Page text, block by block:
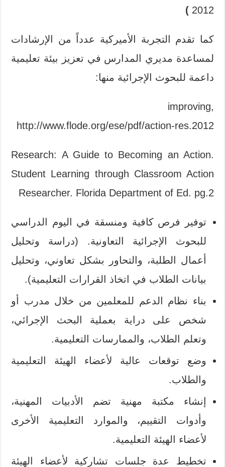
2012
)
كما تقدم التجربة الأميركية عدداً من الإرشادات
لمساعدة مديري المدارس في تعزيز بيئة تعليمية
داعمة للبحوث الإجرائية منها:
improving,
http://www.flode.org/ese/pdf/action-res.2012
Research: A Guide to Becoming an Action.
Student Learning through Classroom Action
Researcher. Florida Department of Ed. pg.2
توفير فرص كافية ومنسقة في اليوم الدراسي
للبحوث الإجرائية التعاونية. (دراسة وتحليل
أعمال الطلبة، والتحاور بشكل تعاوني، وتحليل
بيانات الطلاب في اتخاذ القرارات التعليمية).
بناء نظام الدعم للمعلمين من خلال مدرب أو
شخص على دراية بعملية البحث الإجرائي،
وتعلم الطلاب، والممارسات التعليمية.
وضع توقعات عالية لأعضاء الهيئة التعليمية
والطلاب.
إنشاء مكتبة مهنية تضم الأدبيات المهنية،
وأدوات التقييم، والموارد التعليمية الأخرى
لأعضاء الهيئة التعليمية.
تخطيط عدة جلسات تشاركية لأعضاء الهيئة